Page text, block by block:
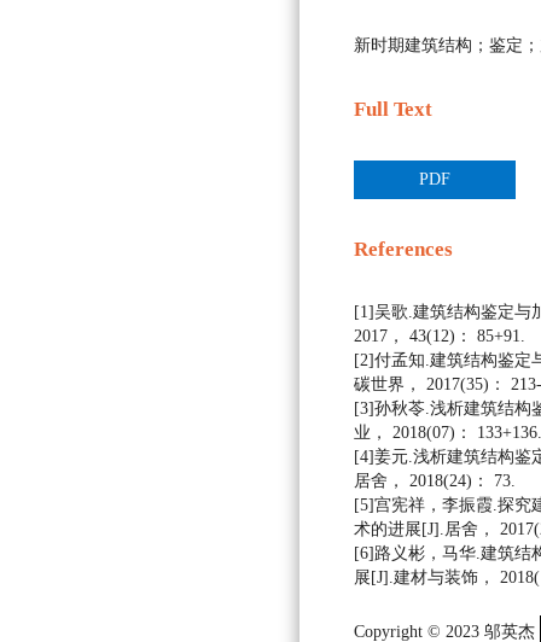
新时期建筑结构；鉴定
Full Text
PDF
References
[1]吴歌.建筑结构鉴定与
2017， 43(12)： 85+91.
[2]付孟知.建筑结构鉴定
碳世界， 2017(35)：
[3]孙秋苓.浅析建筑结构
业， 2018(07)： 133+136.
[4]姜元.浅析建筑结构鉴
居舍， 2018(24)： 73.
[5]宫宪祥，李振霞.探究
术的进展[J].居舍，
[6]路义彬，马华.建筑结
展[J].建材与装饰，
Copyright © 2023 邬英杰